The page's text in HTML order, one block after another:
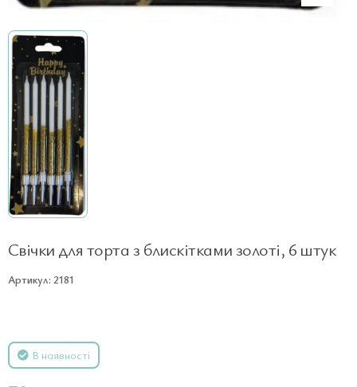
Свічки для торта з блискітками золоті, 6 штук
Артикул: 2181
В наявності